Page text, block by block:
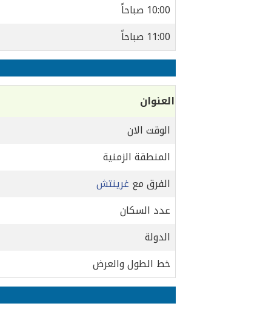
10:00 صباحاً
11:00 صباحاً
العنوان
الوقت الان
المنطقة الزمنية
الفرق مع غرينتش
عدد السكان
الدولة
خط الطول والعرض